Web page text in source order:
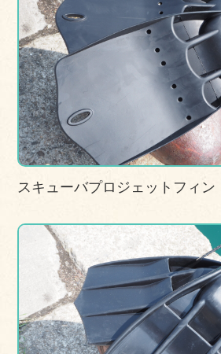
スキューバプロジェットフィン